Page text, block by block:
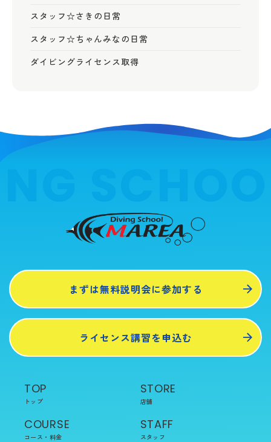
スタッフ☆さきの日常
スタッフ☆ちゃんみなの日常
ダイビングライセンス取得
まずは無料説明会に参加する
ライセンス講習を申込む
TOP
トップ
COURSE
コース・料金
STORE
店舗
STAFF
スタッフ